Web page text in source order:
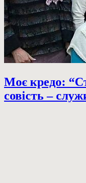
Моє кредо:
совість –